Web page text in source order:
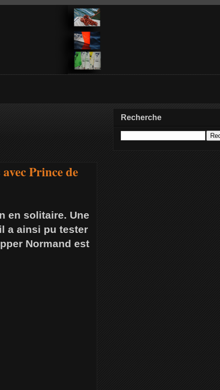
Prince de
en solitaire. Une
a ainsi pu tester
Normand est
Recherche